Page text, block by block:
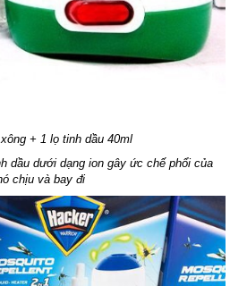
+ 1 lọ tinh dầu 40ml
dầu dưới dạng ion gây ức chế phổi của
chịu và bay đi